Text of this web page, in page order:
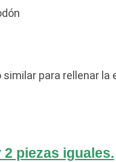
para rellenar la
piezas iguales.